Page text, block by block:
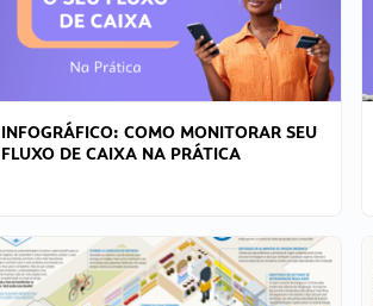
INFOGRÁFICO: COMO MONITORAR SEU
FLUXO DE CAIXA NA PRÁTICA